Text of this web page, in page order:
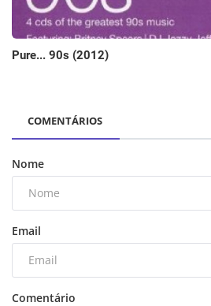
Pure... 90s (2012)
COMENTÁRIOS
Nome
Email
Comentário